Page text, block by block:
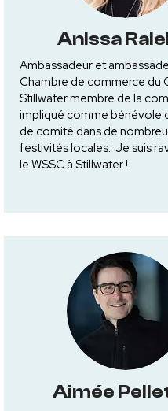
Anissa
Ambassadeur et
Chambre de commerce du
Stillwater membre de la
impliqué comme bénévole
de comité dans de
festivités locales. Je suis
le WSSC à Stillwater !
Aimée